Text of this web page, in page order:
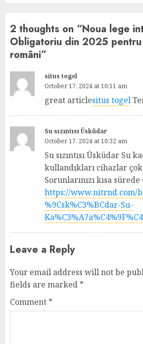
2 thoughts on “Noua lege
Obligatoriu din 2025
români”
situs togel
October 17, 2024 at 10:11 am
great articlesitus togel
Su sızıntısı Üsküdar
October 17, 2024 at 10:32 am
Su sızıntısı Üsküdar Su
kullandıkları cihazlar
Sorunlarınızı kısa
https://www.nitrnd.com/
%9Csk%C3%BCdar-Su-
Leave a Reply
Your email address will not be
fields are marked *
Comment *